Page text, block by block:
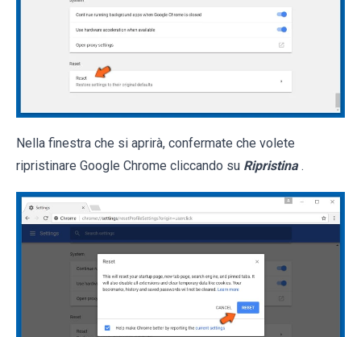
Nella finestra che si aprirà, confermate che volete
ripristinare Google Chrome cliccando su Ripristina .